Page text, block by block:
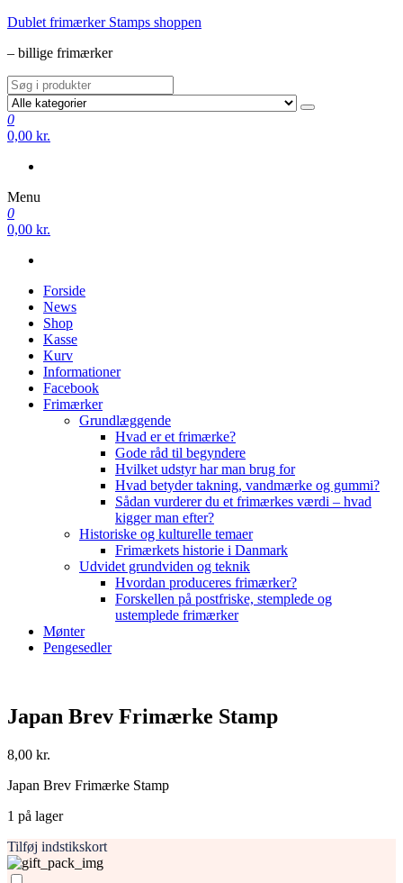
Videre
indhold
Dublet frimærker Stamps shoppen
– billige frimærker
0
0,00 kr.
Menu
0
0,00 kr.
Forside
News
Shop
Kasse
Kurv
Informationer
Facebook
Frimærker
Grundlæggende
Hvad er et frimærke?
Gode råd til begyndere
Hvilket udstyr har man brug for
Hvad betyder takning, vandmærke og gummi?
Sådan vurderer du et frimærkes værdi – hvad
kigger man efter?
Historiske og kulturelle temaer
Frimærkets historie i Danmark
Udvidet grundviden og teknik
Hvordan produceres frimærker?
Forskellen på postfriske, stemplede og
ustemplede frimærker
Mønter
Pengesedler
Japan Brev Frimærke Stamp
8,00 kr.
Japan Brev Frimærke Stamp
1 på lager
Tilføj indstikskort